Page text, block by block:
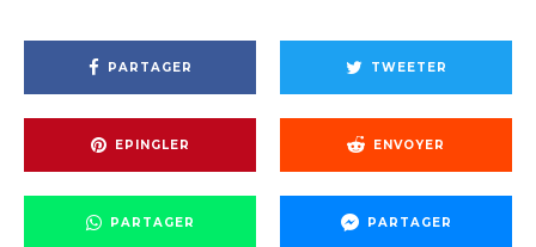
PARTAGER TWEETER
EPINGLER ENVOYER
PARTAGER PARTAGER